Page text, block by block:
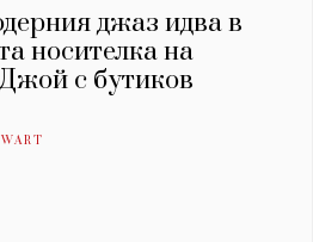
джаз идва в
носителка на
с бутиков